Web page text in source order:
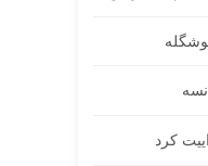
کرد